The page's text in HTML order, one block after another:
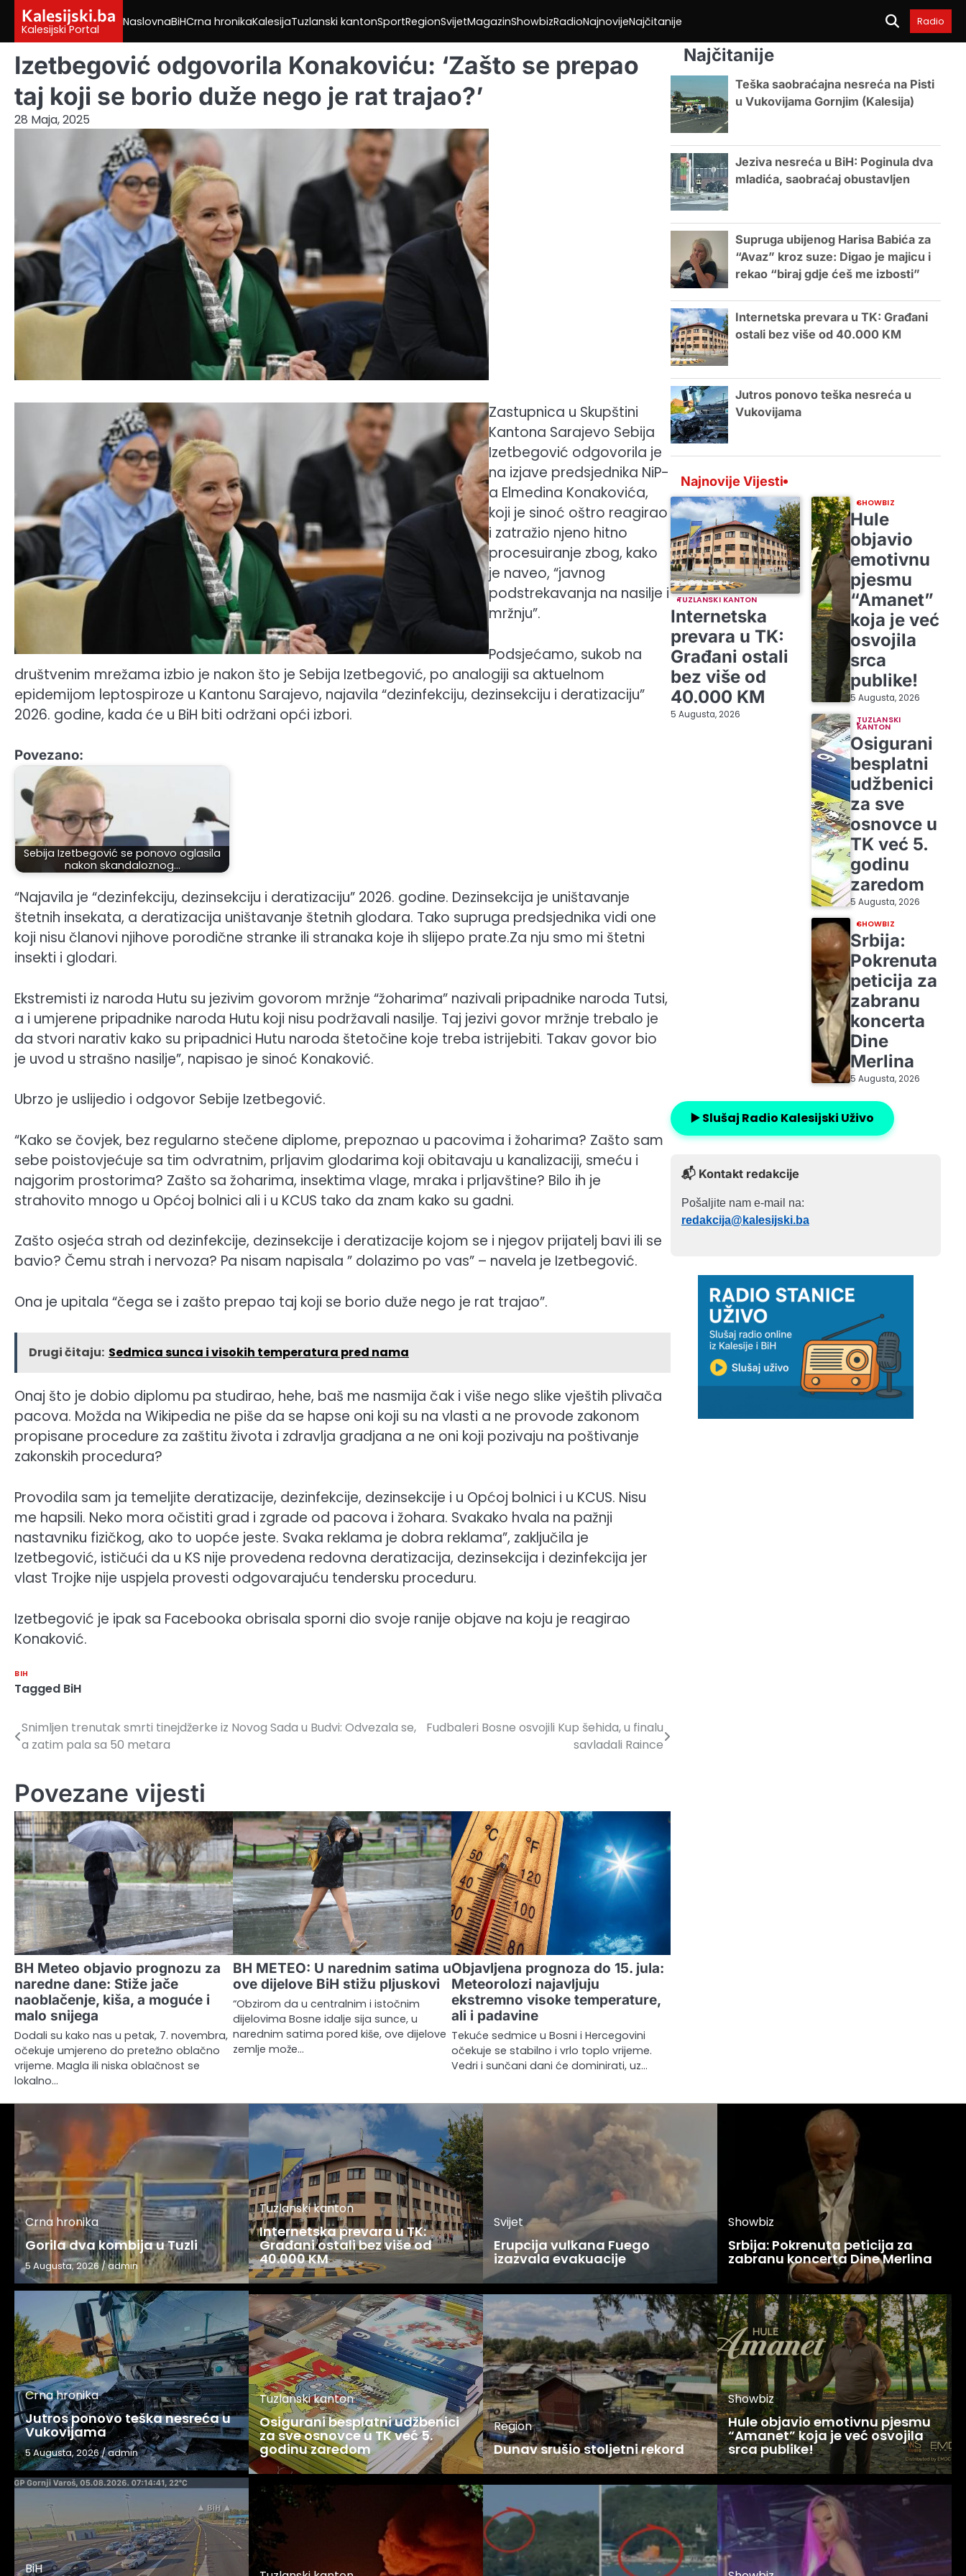
content
Kalesijski.ba
Kalesijski Portal
NaslovnaBiHCrna hronikaKalesijaTuzlanski kantonSportRegionSvijetMagazinShowbizRadioNajnovijeNajčitanije Radio
Izetbegović odgovorila Konakoviću: ‘Zašto se prepao
taj koji se borio duže nego je rat trajao?’
28 Maja, 2025
Zastupnica u Skupštini
Kantona Sarajevo Sebija
Izetbegović odgovorila je
na izjave predsjednika NiP-
a Elmedina Konakovića,
koji je sinoć oštro reagirao
i zatražio njeno hitno
procesuiranje zbog, kako
je naveo, “javnog
podstrekavanja na nasilje i
mržnju”.
Podsjećamo, sukob na
društvenim mrežama izbio je nakon što je Sebija Izetbegović, po analogiji sa aktuelnom
epidemijom leptospiroze u Kantonu Sarajevo, najavila “dezinfekciju, dezinsekciju i deratizaciju”
2026. godine, kada će u BiH biti održani opći izbori.
Povezano:
Sebija Izetbegović se ponovo oglasila
nakon skandaloznog…
“Najavila je “dezinfekciju, dezinsekciju i deratizaciju” 2026. godine. Dezinsekcija je uništavanje
štetnih insekata, a deratizacija uništavanje štetnih glodara. Tako supruga predsjednika vidi one
koji nisu članovi njihove porodične stranke ili stranaka koje ih slijepo prate.Za nju smo mi štetni
insekti i glodari.
Ekstremisti iz naroda Hutu su jezivim govorom mržnje “žoharima” nazivali pripadnike naroda Tutsi,
a i umjerene pripadnike naroda Hutu koji nisu podržavali nasilje. Taj jezivi govor mržnje trebalo je
da stvori narativ kako su pripadnici Hutu naroda štetočine koje treba istrijebiti. Takav govor bio
je uvod u strašno nasilje”, napisao je sinoć Konaković.
Ubrzo je uslijedio i odgovor Sebije Izetbegović.
“Kako se čovjek, bez regularno stečene diplome, prepoznao u pacovima i žoharima? Zašto sam
sebe poistovjećuje sa tim odvratnim, prljavim glodarima koji obitavaju u kanalizaciji, smeću i
najgorim prostorima? Zašto sa žoharima, insektima vlage, mraka i prljavštine? Bilo ih je
strahovito mnogo u Općoj bolnici ali i u KCUS tako da znam kako su gadni.
Zašto osjeća strah od dezinfekcije, dezinsekcije i deratizacije kojom se i njegov prijatelj bavi ili se
bavio? Čemu strah i nervoza? Pa nisam napisala ” dolazimo po vas” – navela je Izetbegović.
Ona je upitala “čega se i zašto prepao taj koji se borio duže nego je rat trajao”.
Drugi čitaju: Sedmica sunca i visokih temperatura pred nama
Onaj što je dobio diplomu pa studirao, hehe, baš me nasmija čak i više nego slike vještih plivača
pacova. Možda na Wikipedia ne piše da se hapse oni koji su na vlasti a ne provode zakonom
propisane procedure za zaštitu života i zdravlja gradjana a ne oni koji pozivaju na poštivanje
zakonskih procedura?
Provodila sam ja temeljite deratizacije, dezinfekcije, dezinsekcije i u Općoj bolnici i u KCUS. Nisu
me hapsili. Neko mora očistiti grad i zgrade od pacova i žohara. Svakako hvala na pažnji
nastavniku fizičkog, ako to uopće jeste. Svaka reklama je dobra reklama”, zaključila je
Izetbegović, ističući da u KS nije provedena redovna deratizacija, dezinsekcija i dezinfekcija jer
vlast Trojke nije uspjela provesti odgovarajuću tendersku proceduru.
Izetbegović je ipak sa Facebooka obrisala sporni dio svoje ranije objave na koju je reagirao
Konaković.
BIH
Tagged BiH
Navigacija
članaka
Snimljen trenutak smrti tinejdžerke iz Novog Sada u Budvi: Odvezala se,
a zatim pala sa 50 metara
Fudbaleri Bosne osvojili Kup šehida, u finalu
savladali Raince
Povezane vijesti
BH Meteo objavio prognozu za
naredne dane: Stiže jače
naoblačenje, kiša, a moguće i
malo snijega
Dodali su kako nas u petak, 7. novembra,
očekuje umjereno do pretežno oblačno
vrijeme. Magla ili niska oblačnost se
lokalno…
BH METEO: U narednim satima u
ove dijelove BiH stižu pljuskovi
“Obzirom da u centralnim i istočnim
dijelovima Bosne idalje sija sunce, u
narednim satima pored kiše, ove dijelove
zemlje može…
Objavljena prognoza do 15. jula:
Meteorolozi najavljuju
ekstremno visoke temperature,
ali i padavine
Tekuće sedmice u Bosni i Hercegovini
očekuje se stabilno i vrlo toplo vrijeme.
Vedri i sunčani dani će dominirati, uz…
Najčitanije
Teška saobraćajna nesreća na Pisti
u Vukovijama Gornjim (Kalesija)
Jeziva nesreća u BiH: Poginula dva
mladića, saobraćaj obustavljen
Supruga ubijenog Harisa Babića za
“Avaz” kroz suze: Digao je majicu i
rekao “biraj gdje ćeš me izbosti”
Internetska prevara u TK: Građani
ostali bez više od 40.000 KM
Jutros ponovo teška nesreća u
Vukovijama
Najnovije Vijesti
TUZLANSKI KANTON
Internetska
prevara u TK:
Građani ostali
bez više od
40.000 KM
5 Augusta, 2026
SHOWBIZ
Hule
objavio
emotivnu
pjesmu
“Amanet”
koja je već
osvojila
srca
publike!
5 Augusta, 2026
TUZLANSKI
KANTON
Osigurani
besplatni
udžbenici
za sve
osnovce u
TK već 5.
godinu
zaredom
5 Augusta, 2026
SHOWBIZ
Srbija:
Pokrenuta
peticija za
zabranu
koncerta
Dine
Merlina
5 Augusta, 2026
▶️ Slušaj Radio Kalesijski Uživo
📬 Kontakt redakcije
Pošaljite nam e-mail na:
redakcija@kalesijski.ba
Crna hronika
Gorila dva kombija u Tuzli
5 Augusta, 2026/admin
Crna hronika
Jutros ponovo teška nesreća u
Vukovijama
5 Augusta, 2026/admin
BiH
Tuzlanski kanton
Internetska prevara u TK:
Građani ostali bez više od
40.000 KM
Tuzlanski kanton
Osigurani besplatni udžbenici
za sve osnovce u TK već 5.
godinu zaredom
Svijet
Erupcija vulkana Fuego
izazvala evakuacije
Region
Dunav srušio stoljetni rekord
Showbiz
Srbija: Pokrenuta peticija za
zabranu koncerta Dine Merlina
Showbiz
Hule objavio emotivnu pjesmu
“Amanet” koja je već osvojila
srca publike!